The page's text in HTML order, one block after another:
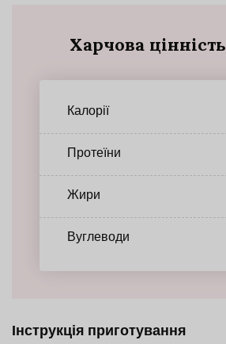
Харчова цінність
Калорії
Протеїни
Жири
Вуглеводи
Інструкція приготування